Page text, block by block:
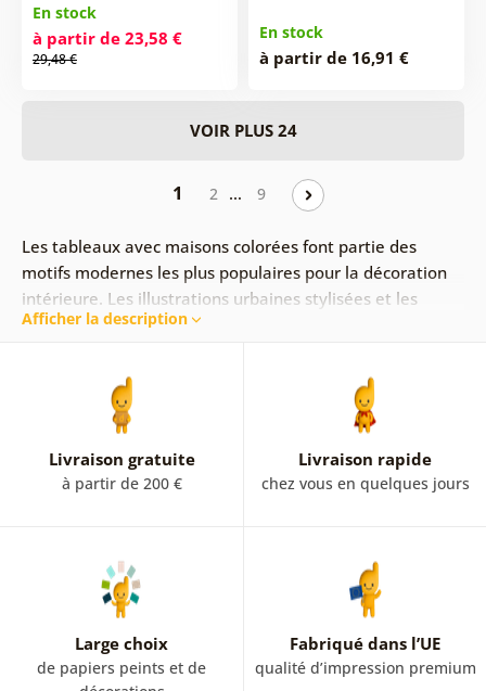
En stock
à partir de 23,58 €
29,48 €
En stock
à partir de 16,91 €
VOIR PLUS 24
1 2 … 9
Les tableaux avec maisons colorées font partie des
motifs modernes les plus populaires pour la décoration
intérieure. Les illustrations urbaines stylisées et les
couleurs vives apportent dynamisme, légèreté et
Ces tableaux sur toile s’intègrent parfaitement dans un
salon, une chambre ou un bureau et s’accordent aussi
Afficher la description
Livraison gratuite
à partir de 200 €
Livraison rapide
chez vous en quelques jours
Large choix
de papiers peints et de
Fabriqué dans l’UE
qualité d’impression premium